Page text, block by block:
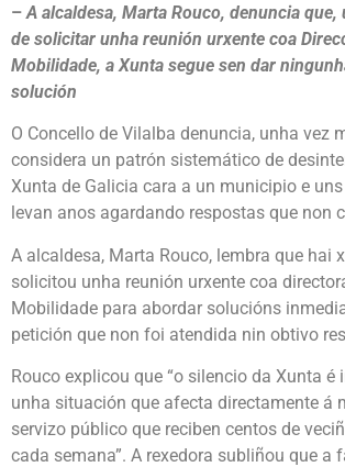
–A alcaldesa, Marta Rouco, denuncia que,
de solicitar unha reunión urxente coa
Mobilidade, a Xunta segue sen dar
solución
O Concello de Vilalba denuncia, unha vez
considera un patrón sistemático de
Xunta de Galicia cara a un municipio e
levan anos agardando respostas que non
A alcaldesa, Marta Rouco, lembra que hai
solicitou unha reunión urxente coa
Mobilidade para abordar solucións
petición que non foi atendida nin obtivo
Rouco explicou que “o silencio da Xunta é
unha situación que afecta directamente á
servizo público que reciben centos de
cada semana”. A rexedora subliñou que a